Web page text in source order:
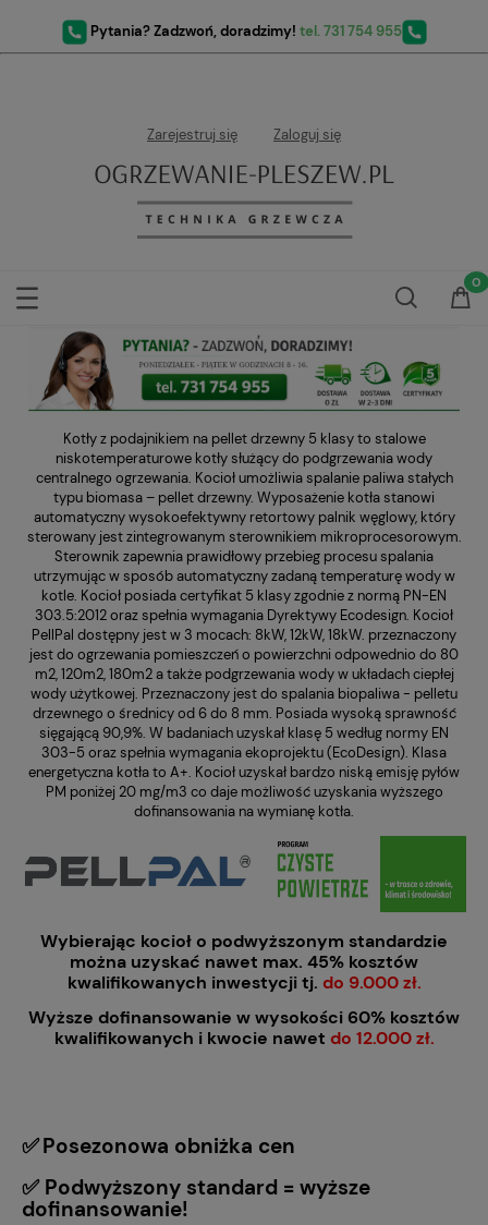
Pytania? Zadzwoń, doradzimy! tel. 731 754 955
Zarejestruj się Zaloguj się
Kotły z podajnikiem na pellet drzewny 5 klasy to stalowe
niskotemperaturowe kotły służący do podgrzewania wody
centralnego ogrzewania. Kocioł umożliwia spalanie paliwa stałych
typu biomasa – pellet drzewny. Wyposażenie kotła stanowi
automatyczny wysokoefektywny retortowy palnik węglowy, który
sterowany jest zintegrowanym sterownikiem mikroprocesorowym.
Sterownik zapewnia prawidłowy przebieg procesu spalania
utrzymując w sposób automatyczny zadaną temperaturę wody w
kotle. Kocioł posiada certyfikat 5 klasy zgodnie z normą PN-EN
303.5:2012 oraz spełnia wymagania Dyrektywy Ecodesign. Kocioł
PellPal dostępny jest w 3 mocach: 8kW, 12kW, 18kW. przeznaczony
jest do ogrzewania pomieszczeń o powierzchni odpowednio do 80
m2, 120m2, 180m2 a także podgrzewania wody w układach ciepłej
wody użytkowej. Przeznaczony jest do spalania biopaliwa - pelletu
drzewnego o średnicy od 6 do 8 mm. Posiada wysoką sprawność
sięgającą 90,9%. W badaniach uzyskał klasę 5 według normy EN
303-5 oraz spełnia wymagania ekoprojektu (EcoDesign). Klasa
energetyczna kotła to A+. Kocioł uzyskał bardzo niską emisję pyłów
PM poniżej 20 mg/m3 co daje możliwość uzyskania wyższego
dofinansowania na wymianę kotła.
Wybierając kocioł o podwyższonym standardzie
można uzyskać nawet max. 45% kosztów
kwalifikowanych inwestycji tj. do 9.000 zł.
Wyższe dofinansowanie w wysokości 60% kosztów
kwalifikowanych i kwocie nawet do 12.000 zł.
✅Posezonowa obniżka cen
✅ Podwyższony standard = wyższe
dofinansowanie!